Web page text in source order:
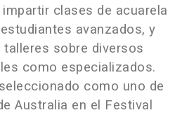
clases de acuarela
avanzados, y
sobre diversos
como especializados.
como uno de
Australia en el Festival